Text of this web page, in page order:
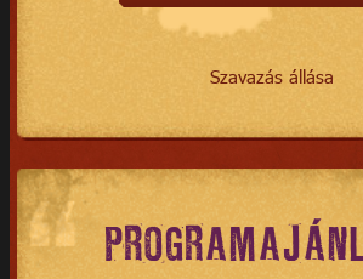
Szavazás állása